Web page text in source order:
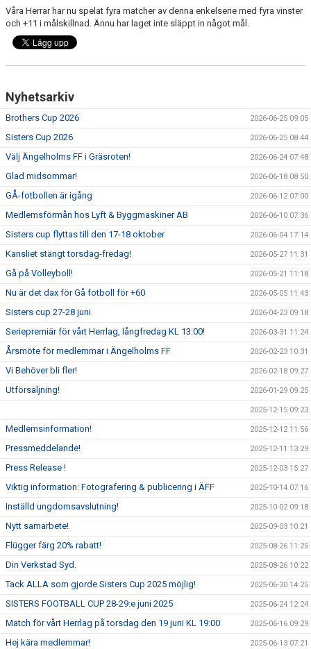
Våra Herrar har nu spelat fyra matcher av denna enkelserie med fyra vinster
och +11 i målskillnad. Ännu har laget inte släppt in något mål.
Nyhetsarkiv
Brothers Cup 2026 2026-06-25 09:05
Sisters Cup 2026 2026-06-25 08:44
Välj Ängelholms FF i Gräsroten! 2026-06-24 07:48
Glad midsommar! 2026-06-18 08:50
GÅ-fotbollen är igång 2026-06-12 07:00
Medlemsförmån hos Lyft & Byggmaskiner AB 2026-06-10 07:36
Sisters cup flyttas till den 17-18 oktober 2026-06-04 17:14
Kansliet stängt torsdag-fredag! 2026-05-27 11:31
Gå på Volleyboll! 2026-05-21 11:18
Nu är det dax för Gå fotboll för +60 2026-05-05 11:43
Sisters cup 27-28 juni 2026-04-23 09:18
Seriepremiär för vårt Herrlag, långfredag KL 13:00! 2026-03-31 11:24
Årsmöte för medlemmar i Ängelholms FF 2026-02-23 10:31
Vi Behöver bli fler! 2026-02-18 09:27
Utförsäljning! 2026-01-29 09:25
2025-12-15 09:23
Medlemsinformation! 2025-12-12 11:56
Pressmeddelande! 2025-12-11 13:29
Press Release ! 2025-12-03 15:27
Viktig information: Fotografering & publicering i ÄFF 2025-10-14 07:16
Inställd ungdomsavslutning! 2025-10-02 09:18
Nytt samarbete! 2025-09-03 10:21
Flügger färg 20% rabatt! 2025-08-26 11:25
Din Verkstad Syd. 2025-08-26 10:22
Tack ALLA som gjorde Sisters Cup 2025 möjlig! 2025-06-30 14:25
SISTERS FOOTBALL CUP 28-29:e juni 2025 2025-06-24 12:24
Match för vårt Herrlag på torsdag den 19 juni KL 19:00 2025-06-16 09:29
Hej kära medlemmar! 2025-06-13 07:21